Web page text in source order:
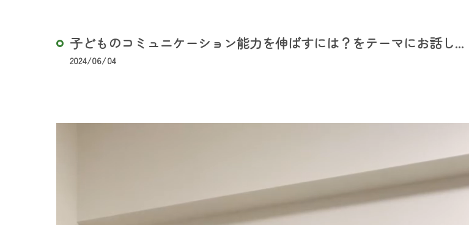
子どものコミュニケーション能力を伸ばすには？をテーマにお話し...
2024/06/04